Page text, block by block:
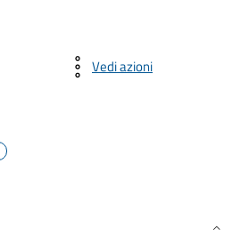
Vedi azioni